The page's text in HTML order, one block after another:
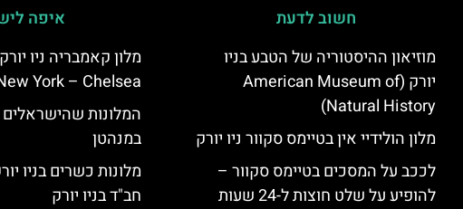
חשוב לדעת
מוזיאון ההיסטוריה של הטבע בניו
יורק (American Museum of
Natural History)
מלון הולידיי אין בטיימס סקוור ניו יורק
לככב על המסכים בטיימס סקוור –
להופיע על שלט חוצות ל-24 שעות
איפה
York – Chelsea)
המלונות שהישראלים
במנהטן
מלונות כשרים בניו
חב"ד בניו יורק